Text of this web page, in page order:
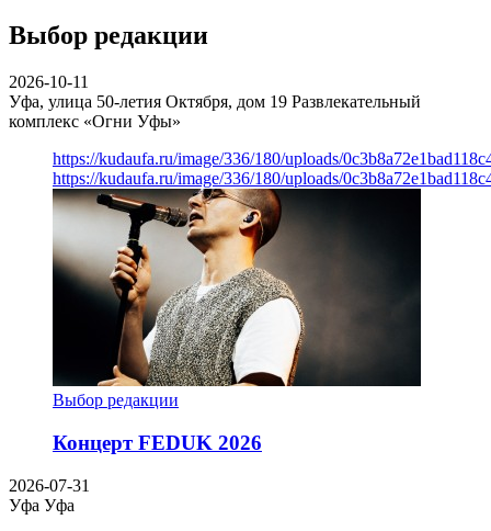
Выбор редакции
2026-10-11
Уфа, улица 50-летия Октября, дом 19 Развлекательный
комплекс «Огни Уфы»
https://kudaufa.ru/image/336/180/uploads/
https://kudaufa.ru/image/336/180/uploads/
Выбор редакции
Концерт FEDUK 2026
2026-07-31
Уфа Уфа